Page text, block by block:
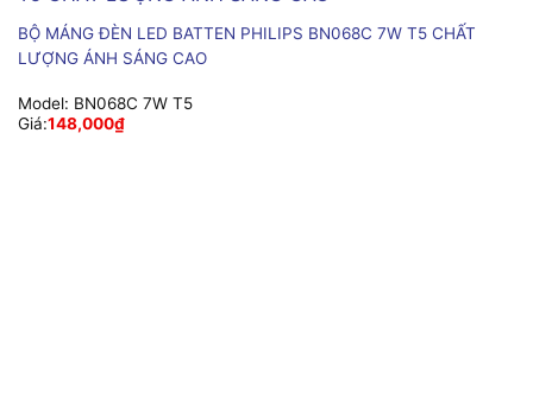
BỘ MÁNG ĐÈN LED BATTEN PHILIPS BN068C 7W T5 CHẤT
LƯỢNG ÁNH SÁNG CAO
Model: BN068C 7W T5
Giá:148,000₫